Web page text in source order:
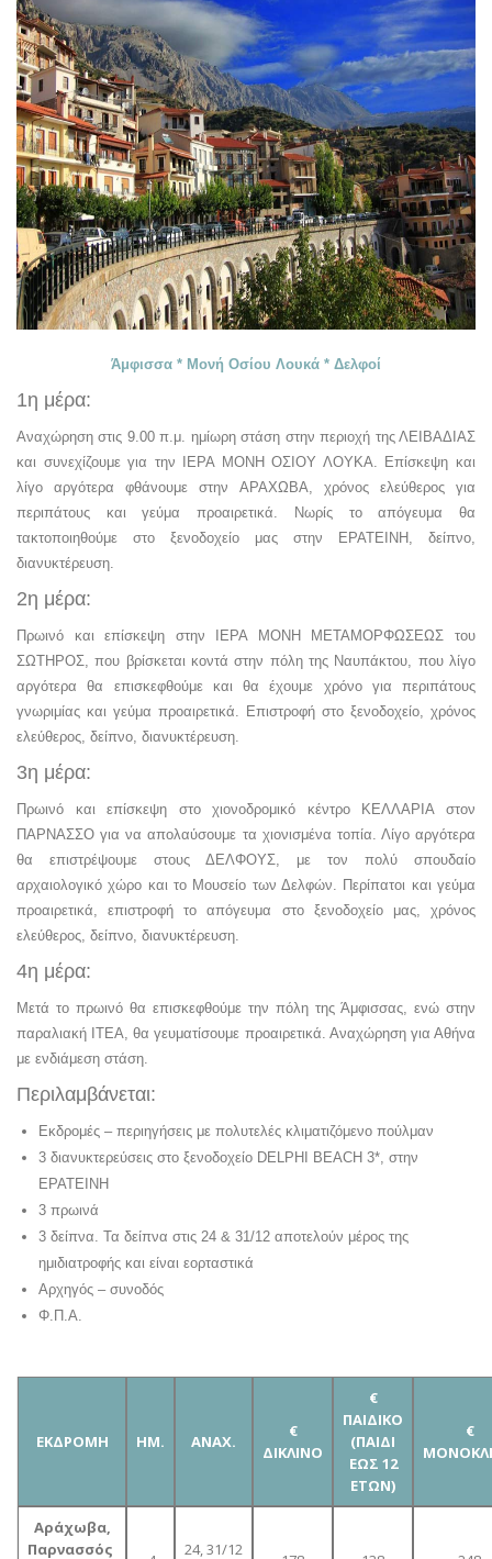
Άμφισσα * Μονή Οσίου Λουκά * Δελφοί
1η μέρα:
Αναχώρηση στις 9.00 π.μ. ημίωρη στάση στην περιοχή της ΛΕΙΒΑΔΙΑΣ
και συνεχίζουμε για την ΙΕΡΑ ΜΟΝΗ ΟΣΙΟΥ ΛΟΥΚΑ. Επίσκεψη και
λίγο αργότερα φθάνουμε στην ΑΡΑΧΩΒΑ, χρόνος ελεύθερος για
περιπάτους και γεύμα προαιρετικά. Νωρίς το απόγευμα θα
τακτοποιηθούμε στο ξενοδοχείο μας στην ΕΡΑΤΕΙΝΗ, δείπνο,
διανυκτέρευση.
2η μέρα:
Πρωινό και επίσκεψη στην ΙΕΡΑ ΜΟΝΗ ΜΕΤΑΜΟΡΦΩΣΕΩΣ του
ΣΩΤΗΡΟΣ, που βρίσκεται κοντά στην πόλη της Ναυπάκτου, που λίγο
αργότερα θα επισκεφθούμε και θα έχουμε χρόνο για περιπάτους
γνωριμίας και γεύμα προαιρετικά. Επιστροφή στο ξενοδοχείο, χρόνος
ελεύθερος, δείπνο, διανυκτέρευση.
3η μέρα:
Πρωινό και επίσκεψη στο χιονοδρομικό κέντρο ΚΕΛΛΑΡΙΑ στον
ΠΑΡΝΑΣΣΟ για να απολαύσουμε τα χιονισμένα τοπία. Λίγο αργότερα
θα επιστρέψουμε στους ΔΕΛΦΟΥΣ, με τον πολύ σπουδαίο
αρχαιολογικό χώρο και το Μουσείο των Δελφών. Περίπατοι και γεύμα
προαιρετικά, επιστροφή το απόγευμα στο ξενοδοχείο μας, χρόνος
ελεύθερος, δείπνο, διανυκτέρευση.
4η μέρα:
Μετά το πρωινό θα επισκεφθούμε την πόλη της Άμφισσας, ενώ στην
παραλιακή ΙΤΕΑ, θα γευματίσουμε προαιρετικά. Αναχώρηση για Αθήνα
με ενδιάμεση στάση.
Περιλαμβάνεται:
Εκδρομές – περιηγήσεις με πολυτελές κλιματιζόμενο πούλμαν
3 διανυκτερεύσεις στο ξενοδοχείο DELPHI BEACH 3*, στην
ΕΡΑΤΕΙΝΗ
3 πρωινά
3 δείπνα. Τα δείπνα στις 24 & 31/12 αποτελούν μέρος της
ημιδιατροφής και είναι εορταστικά
Αρχηγός – συνοδός
Φ.Π.Α.
ΕΚΔΡΟΜΗ ΗΜ. ΑΝΑΧ.
€
ΔΙΚΛΙΝΟ
€
ΠΑΙΔΙΚΟ
(ΠΑΙΔΙ
ΕΩΣ 12
ΕΤΩΝ)
€
Αράχωβα,
Παρνασσός
24, 31/12